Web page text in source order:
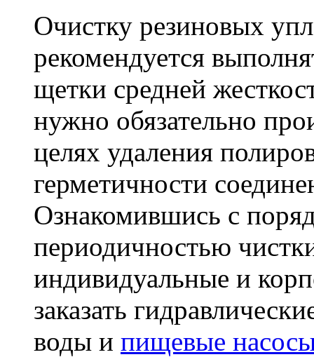
Очистку резиновых
рекомендуется
щетки средней
нужно обязательно
целях удаления
герметичности
Ознакомившись с
периодичностью
индивидуальные и
заказать
воды и пищевые